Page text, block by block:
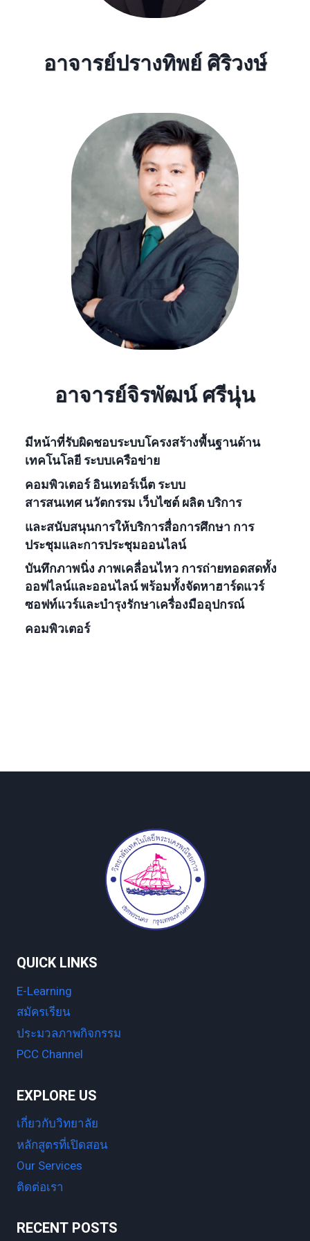
อาจารย์ปรางทิพย์ ศิริวงษ์
อาจารย์จิรพัฒน์ ศรีนุ่น
มีหน้าที่รับผิดชอบระบบโครงสร้างพื้นฐานด้าน
เทคโนโลยี ระบบเครือข่าย
คอมพิวเตอร์ อินเทอร์เน็ต ระบบ
สารสนเทศนวัตกรรม เว็บไซต์ ผลิต บริการ
และสนับสนุนการให้บริการสื่อการศึกษา การ
ประชุมและการประชุมออนไลน์
บันทึกภาพนิ่ง ภาพเคลื่อนไหว การถ่ายทอดสดทั้ง
ออฟไลน์และออนไลน์ พร้อมทั้งจัดหาฮาร์ดแวร์
ซอฟท์แวร์และบำรุงรักษาเครื่องมืออุปกรณ์
คอมพิวเตอร์
QUICK LINKS
E-Learning
สมัครเรียน
ประมวลภาพกิจกรรม
PCC Channel
EXPLORE US
เกี่ยวกับวิทยาลัย
หลักสูตรที่เปิดสอน
Our Services
ติดต่อเรา
RECENT POSTS